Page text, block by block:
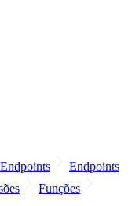
Endpoints
Funções